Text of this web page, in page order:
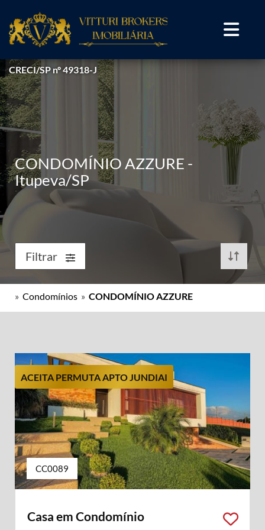
CRECI/SP nº 49318-J
CONDOMÍNIO AZZURE -
Itupeva/SP
Filtrar
» Condomínios » CONDOMÍNIO AZZURE
ACEITA PERMUTA APTO JUNDIAI
CC0089
Casa em Condomínio